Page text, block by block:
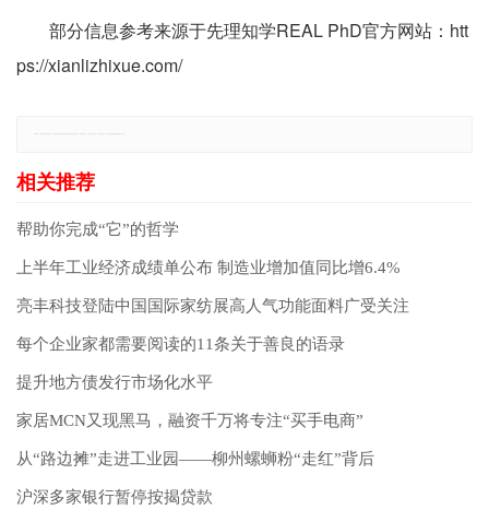
部分信息参考来源于先理知学REAL PhD官方网站：htt
ps://xianlizhixue.com/
帮助你完成“它”的哲学
上半年工业经济成绩单公布 制造业增加值同比增6.4%
亮丰科技登陆中国国际家纺展高人气功能面料广受关注
每个企业家都需要阅读的11条关于善良的语录
提升地方债发行市场化水平
家居MCN又现黑马，融资千万将专注“买手电商”
从“路边摊”走进工业园——柳州螺蛳粉“走红”背后
沪深多家银行暂停按揭贷款